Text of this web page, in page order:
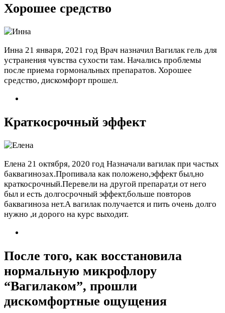
Хорошее средство
Инна 21 января, 2021 год Врач назначил Вагилак гель для
устранения чувства сухости там. Начались проблемы
после приема гормональных препаратов. Хорошее
средство, дискомфорт прошел.
Краткосрочный эффект
Елена 21 октября, 2020 год Назначали вагилак при частых
баквагинозах.Пропивала как положено,эффект был,но
краткосрочный.Перевели на другой препарат,и от него
был и есть долгосрочный эффект,больше повторов
баквагиноза нет.А вагилак получается и пить очень долго
нужно ,и дорого на курс выходит.
После того, как восстановила
нормальную микрофлору
“Вагилаком”, прошли
дискомфортные ощущения